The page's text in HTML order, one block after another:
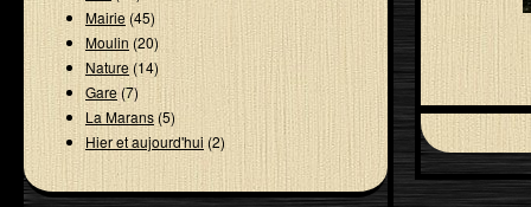
Mairie(45)
Moulin(20)
Nature(14)
Gare (7)
La Marans(5)
Hier et aujourd'hui (2)